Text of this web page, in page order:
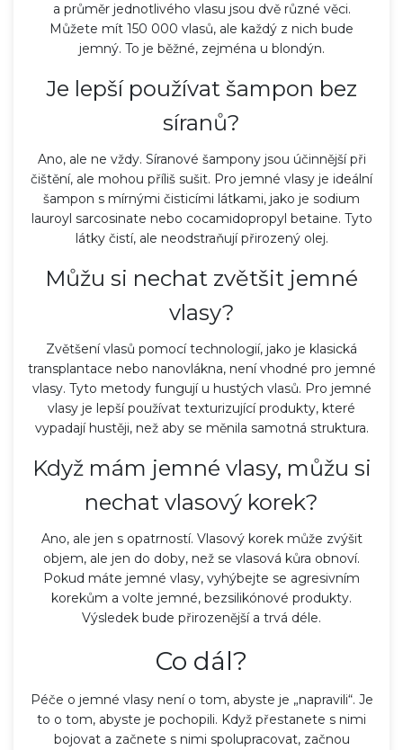
a průměr jednotlivého vlasu jsou dvě různé věci.
Můžete mít 150 000 vlasů, ale každý z nich bude
jemný. To je běžné, zejména u blondýn.
Je lepší používat šampon bez
síranů?
Ano, ale ne vždy. Síranové šampony jsou účinnější při
čištění, ale mohou příliš sušit. Pro jemné vlasy je ideální
šampon s mírnými čisticími látkami, jako je sodium
lauroyl sarcosinate nebo cocamidopropyl betaine. Tyto
látky čistí, ale neodstraňují přirozený olej.
Můžu si nechat zvětšit jemné
vlasy?
Zvětšení vlasů pomocí technologií, jako je klasická
transplantace nebo nanovlákna, není vhodné pro jemné
vlasy. Tyto metody fungují u hustých vlasů. Pro jemné
vlasy je lepší používat texturizující produkty, které
vypadají hustěji, než aby se měnila samotná struktura.
Když mám jemné vlasy, můžu si
nechat vlasový korek?
Ano, ale jen s opatrností. Vlasový korek může zvýšit
objem, ale jen do doby, než se vlasová kůra obnoví.
Pokud máte jemné vlasy, vyhýbejte se agresivním
korekům a volte jemné, bezsilikónové produkty.
Výsledek bude přirozenější a trvá déle.
Co dál?
Péče o jemné vlasy není o tom, abyste je „napravili“. Je
to o tom, abyste je pochopili. Když přestanete s nimi
bojovat a začnete s nimi spolupracovat, začnou